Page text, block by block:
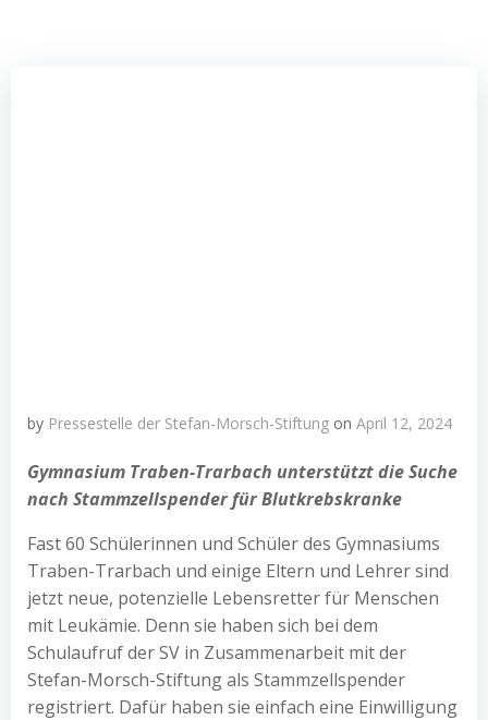
by Pressestelle der Stefan-Morsch-Stiftung on April 12, 2024
Gymnasium Traben-Trarbach unterstützt die Suche
nach Stammzellspender für Blutkrebskranke
Fast 60 Schülerinnen und Schüler des Gymnasiums
Traben-Trarbach und einige Eltern und Lehrer sind
jetzt neue, potenzielle Lebensretter für Menschen
mit Leukämie. Denn sie haben sich bei dem
Schulaufruf der SV in Zusammenarbeit mit der
Stefan-Morsch-Stiftung als Stammzellspender
registriert. Dafür haben sie einfach eine Einwilligung